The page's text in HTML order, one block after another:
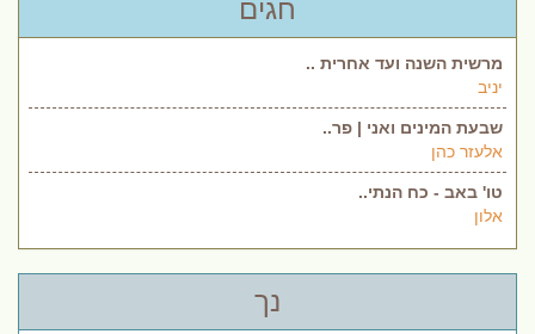
חגים
מרשית השנה ועד אחרית ..
יניב
שבעת המינים ואני | פר..
אלעזר כהן
טו' באב - כח הנתי..
אלון
נך